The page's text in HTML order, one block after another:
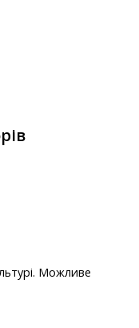
Можливе